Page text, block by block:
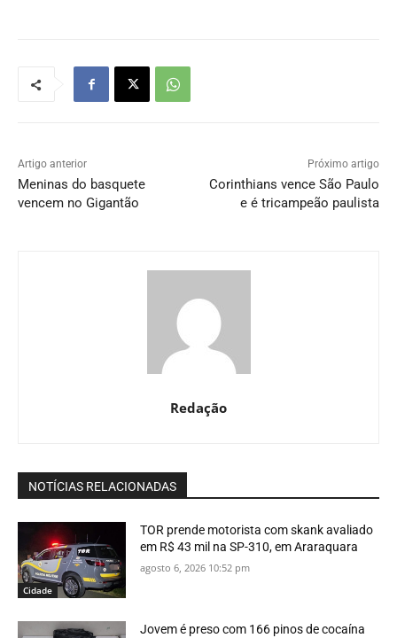
Artigo anterior
Meninas do basquete
vencem no Gigantão
Próximo artigo
Corinthians vence São Paulo
e é tricampeão paulista
Redação
NOTÍCIAS RELACIONADAS
Cidade
TOR prende motorista com skank avaliado
em R$ 43 mil na SP-310, em Araraquara
agosto 6, 2026 10:52 pm
Jovem é preso com 166 pinos de cocaína